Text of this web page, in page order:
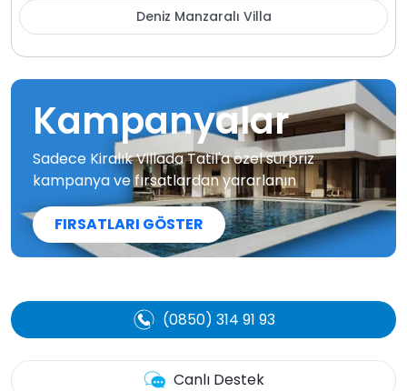
Deniz Manzaralı Villa
Kampanyalar
Sadece Kiralık Villada Tatil'a özel sürpriz
kampanya ve fırsatlardan yararlanın
FIRSATLARI GÖSTER
(0850) 314 91 93
Canlı Destek